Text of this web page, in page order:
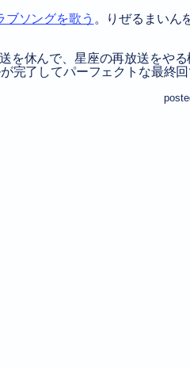
ブソングを歌う 。りぜるまいん
を休んで、星座の再放送をや
完了してパーフェクトな最終